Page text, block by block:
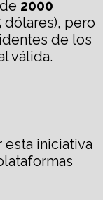
2000
dólares), pero
de los
válida.
iniciativa